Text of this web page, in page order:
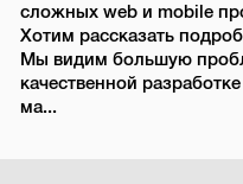
сложных web и mobile
Хотим рассказать
Мы видим большую
качественной
ма...